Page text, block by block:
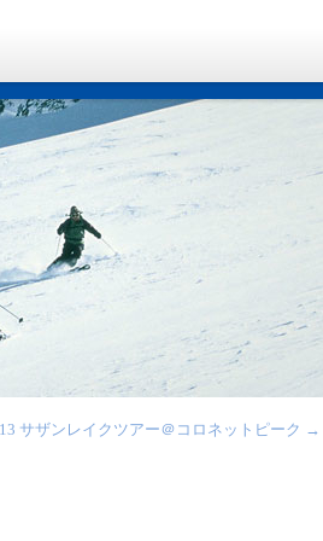
サザンレイクツアー＠コロネットピーク →